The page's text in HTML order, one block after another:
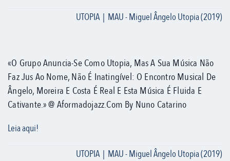
UTOPIA | MAU - Miguel Ângelo Utopia (2019)
«O Grupo Anuncia-Se Como Utopia, Mas A Sua Música Não
Faz Jus Ao Nome, Não É Inatingível: O Encontro Musical De
Ângelo, Moreira E Costa É Real E Esta Música É Fluida E
Cativante.» @ Aformadojazz.com By Nuno Catarino
Leia aqui!
UTOPIA | MAU - Miguel Ângelo Utopia (2019)